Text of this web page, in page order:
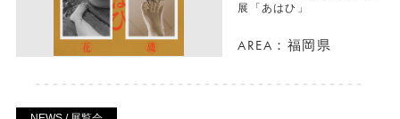
展「あはひ」
AREA：福岡県